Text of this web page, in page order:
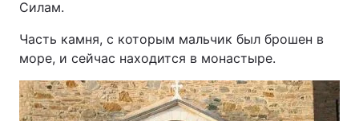
Силам.
Часть камня, с которым мальчик был брошен в
море, и сейчас находится в монастыре.